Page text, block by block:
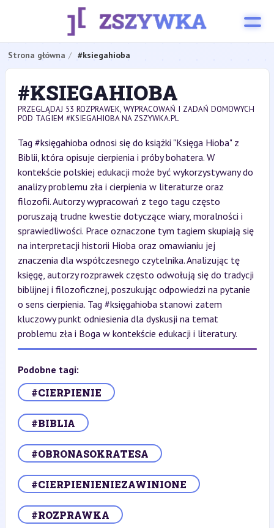
Strona główna #ksiegahioba
#KSIEGAHIOBA
PRZEGLĄDAJ 53 ROZPRAWEK, WYPRACOWAŃ I ZADAŃ DOMOWYCH
POD TAGIEM #KSIEGAHIOBA NA ZSZYWKA.PL
Tag #księgahioba odnosi się do książki "Księga Hioba" z
Biblii, która opisuje cierpienia i próby bohatera. W
kontekście polskiej edukacji może być wykorzystywany do
analizy problemu zła i cierpienia w literaturze oraz
filozofii. Autorzy wypracowań z tego tagu często
poruszają trudne kwestie dotyczące wiary, moralności i
sprawiedliwości. Prace oznaczone tym tagiem skupiają się
na interpretacji historii Hioba oraz omawianiu jej
znaczenia dla współczesnego czytelnika. Analizując tę
księgę, autorzy rozprawek często odwołują się do tradycji
biblijnej i filozoficznej, poszukując odpowiedzi na pytanie
o sens cierpienia. Tag #księgahioba stanowi zatem
kluczowy punkt odniesienia dla dyskusji na temat
problemu zła i Boga w kontekście edukacji i literatury.
Podobne tagi:
#CIERPIENIE
#BIBLIA
#OBRONASOKRATESA
#CIERPIENIENIEZAWINIONE
#ROZPRAWKA